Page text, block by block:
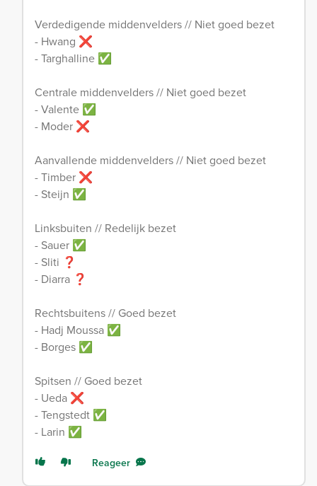
Verdedigende middenvelders // Niet goed bezet
- Hwang ❌
- Targhalline ✅
Centrale middenvelders // Niet goed bezet
- Valente ✅
- Moder ❌
Aanvallende middenvelders // Niet goed bezet
- Timber ❌
- Steijn ✅
Linksbuiten // Redelijk bezet
- Sauer ✅
- Sliti ❓
- Diarra ❓
Rechtsbuitens // Goed bezet
- Hadj Moussa ✅
- Borges ✅
Spitsen // Goed bezet
- Ueda ❌
- Tengstedt ✅
- Larin ✅
Reageer